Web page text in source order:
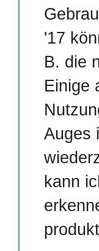
'17
B. die
Einige
Auges
kann